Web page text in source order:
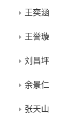
王奕涵
王誉璇
刘昌坪
余景仁
张天山